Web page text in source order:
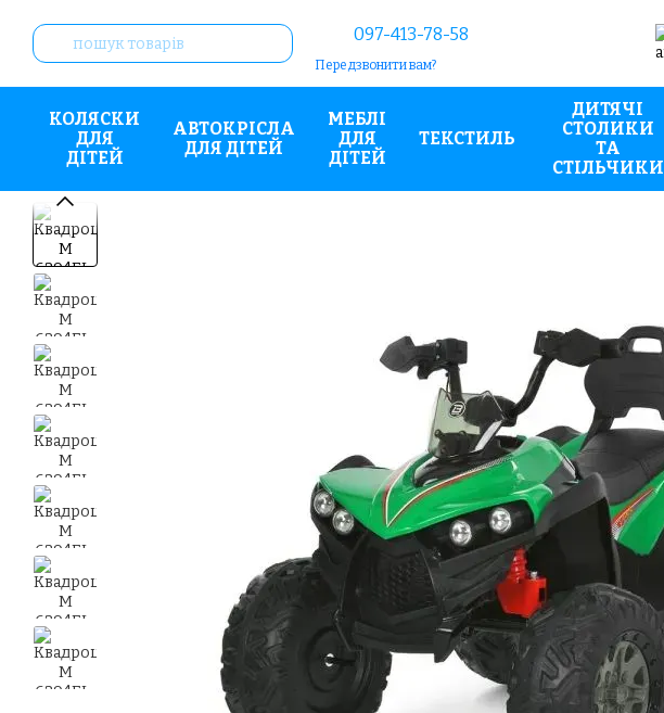
097-413-78-58
Передзвонити вам?
КОЛЯСКИ
ДЛЯ
ДІТЕЙ
АВТОКРІСЛА
ДЛЯ ДІТЕЙ
МЕБЛІ
ДЛЯ
ДІТЕЙ
ТЕКСТИЛЬ
ДИТЯЧІ
СТОЛИКИ
ТА
СТІЛЬЧИКИ